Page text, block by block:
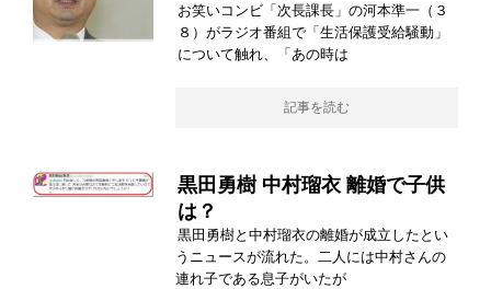
お笑いコンビ「次長課長」の河本準一（３
８）がラジオ番組で「生活保護受給騒動」
について触れ、「あの時は
記事を読む
黒田勇樹 中村瑠衣 離婚で子供
は？
黒田勇樹と中村瑠衣の離婚が成立したとい
うニュースが流れた。二人には中村さんの
連れ子である息子がいたが